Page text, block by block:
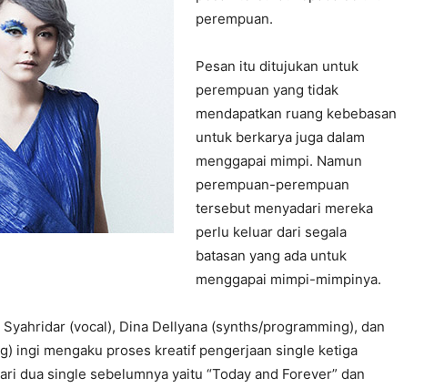
perempuan.
Pesan itu ditujukan untuk
perempuan yang tidak
mendapatkan ruang kebebasan
untuk berkarya juga dalam
menggapai mimpi. Namun
perempuan-perempuan
tersebut menyadari mereka
perlu keluar dari segala
batasan yang ada untuk
menggapai mimpi-mimpinya.
(vocal), Dina Dellyana (synths/programming), dan
ingi mengaku proses kreatif pengerjaan single ketiga
dua single sebelumnya yaitu “Today and Forever” dan